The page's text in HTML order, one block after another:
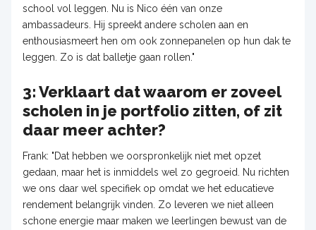
school vol leggen. Nu is Nico één van onze
ambassadeurs. Hij spreekt andere scholen aan en
enthousiasmeert hen om ook zonnepanelen op hun dak te
leggen. Zo is dat balletje gaan rollen."
3: Verklaart dat waarom er zoveel
scholen in je portfolio zitten, of zit
daar meer achter?
Frank: "Dat hebben we oorspronkelijk niet met opzet
gedaan, maar het is inmiddels wel zo gegroeid. Nu richten
we ons daar wel specifiek op omdat we het educatieve
rendement belangrijk vinden. Zo leveren we niet alleen
schone energie maar maken we leerlingen bewust van de